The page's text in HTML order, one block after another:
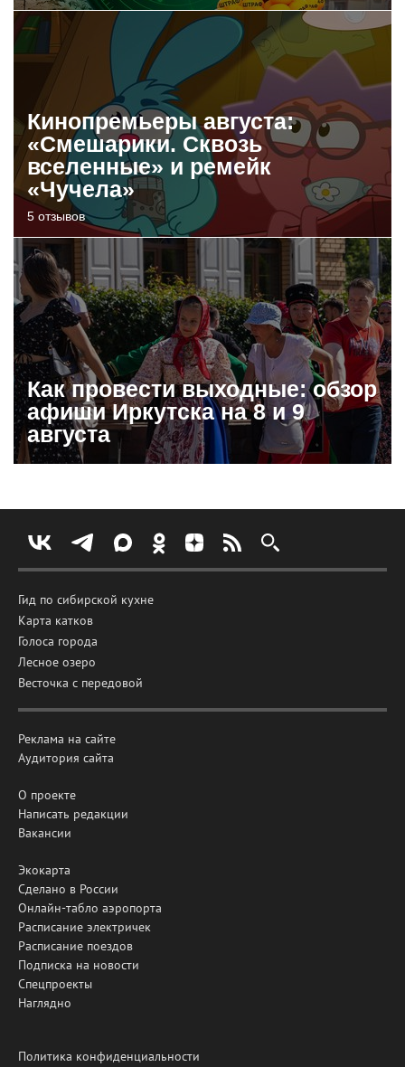
Кинопремьеры августа:
«Смешарики. Сквозь
вселенные» и ремейк
«Чучела»
5 отзывов
Как провести выходные: обзор
афиши Иркутска на 8 и 9
августа
Гид по сибирской кухне
Карта катков
Голоса города
Лесное озеро
Весточка с передовой
Реклама на сайте
Аудитория сайта
О проекте
Написать редакции
Вакансии
Экокарта
Сделано в России
Онлайн-табло аэропорта
Расписание электричек
Расписание поездов
Подписка на новости
Спецпроекты
Наглядно
Политика конфиденциальности